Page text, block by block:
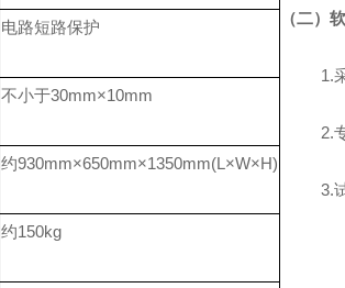
电路短路保护
不小于30mm×10mm
约930mm×650mm×1350mm(L×W×H)
约150kg
（二）
1.
2.
3.